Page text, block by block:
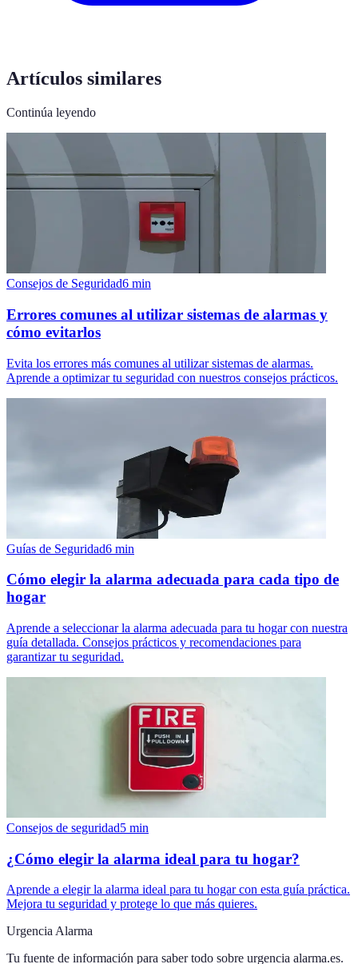
Artículos similares
Continúa leyendo
Consejos de Seguridad6 min
Errores comunes al utilizar sistemas de alarmas y
cómo evitarlos
Evita los errores más comunes al utilizar sistemas de alarmas.
Aprende a optimizar tu seguridad con nuestros consejos prácticos.
Guías de Seguridad6 min
Cómo elegir la alarma adecuada para cada tipo de
hogar
Aprende a seleccionar la alarma adecuada para tu hogar con nuestra
guía detallada. Consejos prácticos y recomendaciones para
garantizar tu seguridad.
Consejos de seguridad5 min
¿Cómo elegir la alarma ideal para tu hogar?
Aprende a elegir la alarma ideal para tu hogar con esta guía práctica.
Mejora tu seguridad y protege lo que más quieres.
Urgencia Alarma
Tu fuente de información para saber todo sobre urgencia alarma.es.